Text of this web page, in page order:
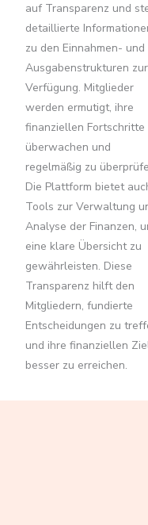
auf Transparenz und
detaillierte
zu den Einnahmen- und
Ausgabenstrukturen zur
Verfügung. Mitglieder
werden ermutigt, ihre
finanziellen Fortschritte
überwachen und
regelmäßig zu
Die Plattform bietet
Tools zur Verwaltung
Analyse der Finanzen,
eine klare Übersicht zu
gewährleisten. Diese
Transparenz hilft den
Mitgliedern, fundierte
Entscheidungen zu
und ihre finanziellen
besser zu erreichen.